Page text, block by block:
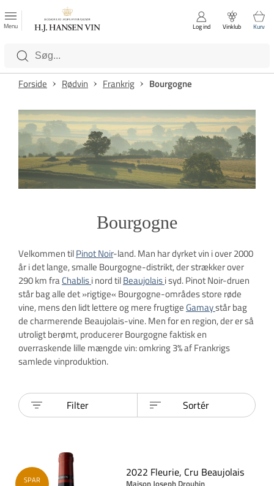
Luk
Kategorier
Menu Log ind Vinklub Kurv
Forside Rødvin Frankrig Bourgogne
Bourgogne
Velkommen tilPinot Noir-land. Man har dyrket vin i over 2000
år i det lange, smalle Bourgogne-distrikt, der strækker over
290 km fraChablisi nord tilBeaujolaisi syd. Pinot Noir-druen
står bag alle det »rigtige« Bourgogne-områdes store røde
vine, mens den lidt lettere og mere frugtigeGamaystår bag
de charmerende Beaujolais-vine. Men for en region, der er så
utroligt berømt, producerer Bourgogne faktisk en
overraskende lille mængde vin: omkring 3% af Frankrigs
samlede vinproduktion.
Filter Sortér
SPAR
2022 Fleurie, Cru Beaujolais